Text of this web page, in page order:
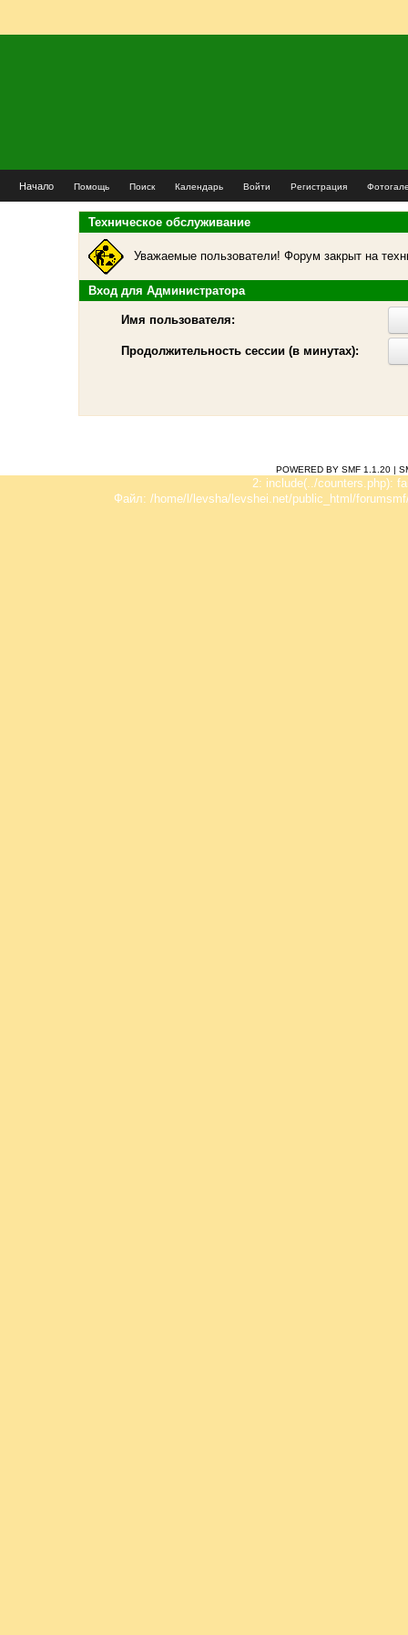
Начало Помощь Поиск Календарь Войти Регистрация
Техническое обслуживание
Уважаемые пользователи! Форум закрыт на
Вход для Администратора
Имя пользователя:
Продолжительность сессии (в минутах):
POWERED BY SMF 1.1.20 |
2: include(../counters.php):
Файл: /home/l/levsha/levshei.net/public_html/